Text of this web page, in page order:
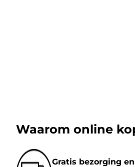
Waarom online
Gratis bezorging